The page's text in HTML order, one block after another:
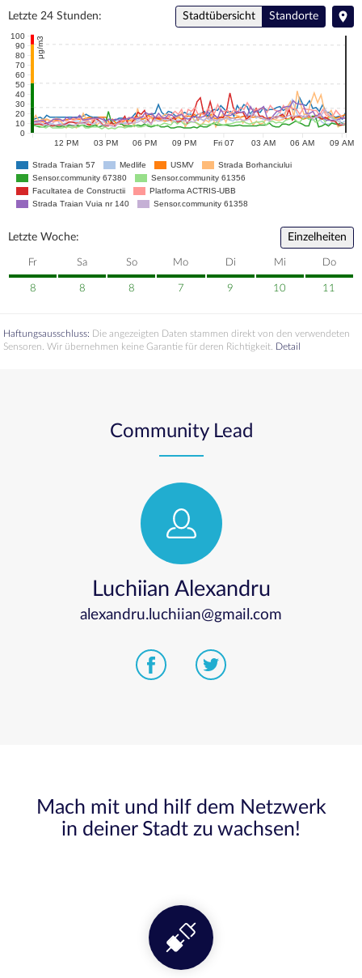
Letzte 24 Stunden: Stadtübersicht Standorte
12 PM 03 PM 06 PM 09 PM Fri 07 03 AM 06 AM 09 AM
0
10
20
30
40
50
60
70
80
90
100 μg/m3
Strada Traian 57 Medlife USMV
Strada Borhanciului
Sensor.community 67380
Sensor.community 61356
Facultatea de Constructii
Platforma ACTRIS-UBB
Strada Traian Vuia nr 140
Sensor.community 61358
Letzte Woche: Einzelheiten
Fr Sa So Mo Di Mi Do
8 8 8 7 9 10 11
Haftungsausschluss: Die angezeigten Daten stammen direkt von den verwendeten
Sensoren. Wir übernehmen keine Garantie für deren Richtigkeit. Detail
Community Lead
Luchiian Alexandru
alexandru.luchiian@gmail.com
Mach mit und hilf dem Netzwerk
in deiner Stadt zu wachsen!